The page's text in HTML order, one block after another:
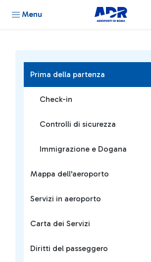
Menu
Prima della partenza
Check-in
Controlli di sicurezza
Immigrazione e Dogana
Mappa dell'aeroporto
Servizi in aeroporto
Carta dei Servizi
Diritti del passeggero